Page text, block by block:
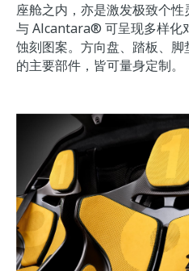
座舱之内，亦是激发极致个
与 Alcantara® 可呈现多样化
蚀刻图案。方向盘、踏板、
的主要部件，皆可量身定制。